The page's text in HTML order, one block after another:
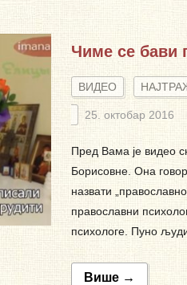
Чиме се бави
ВИДЕО
25. октобар 2016
Пред Вама је видео
Борисовне. Она
назвати
православни
психологе. Пуно
Више →